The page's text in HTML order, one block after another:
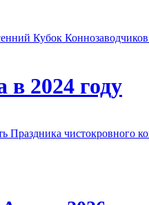
Кубок
в 2024 году
чистокровного